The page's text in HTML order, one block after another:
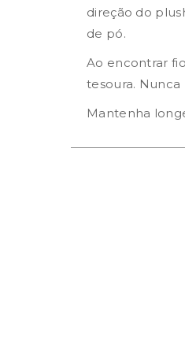
direção do
de pó.
Ao encontrar
tesoura. Nunca
Mantenha